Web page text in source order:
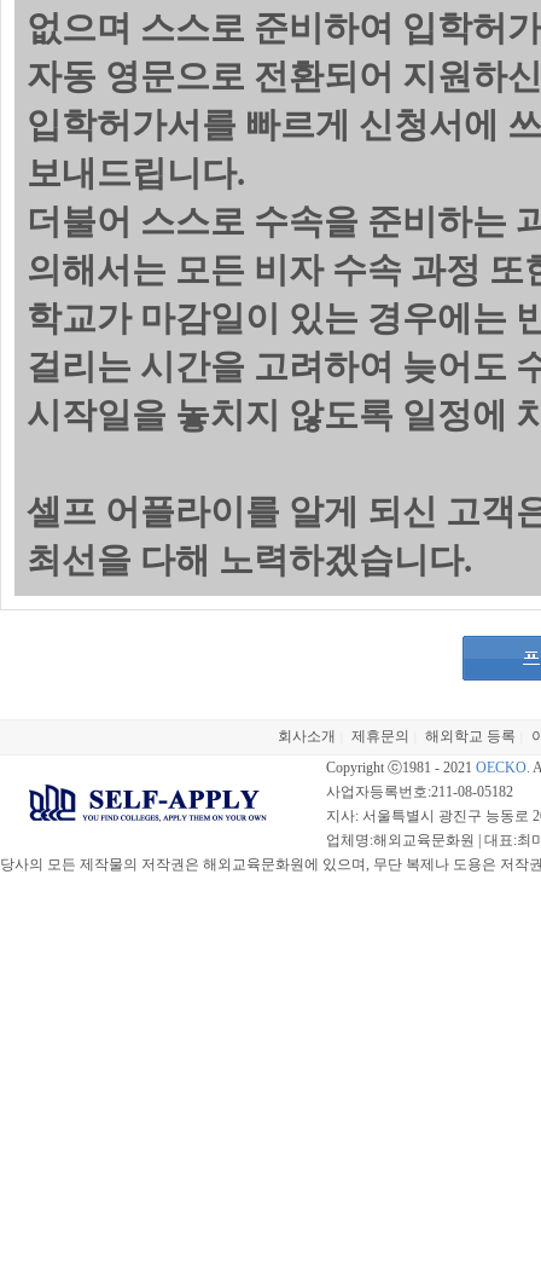
없으며 스스로 준비하여 입학허
자동 영문으로 전환되어 지원하
입학허가서를 빠르게 신청서에
보내드립니다.
더불어 스스로 수속을 준비하는
의해서는 모든 비자 수속 과정
학교가 마감일이 있는 경우에는
걸리는 시간을 고려하여 늦어도
시작일을 놓치지 않도록 일정에
셀프 어플라이를 알게 되신 고객
최선을 다해 노력하겠습니다.
회사소개 제휴문의 해외학교 등록
Copyright ⓒ1981 - 2021 OECKO.
사업자등록번호:211-08-05182
지사: 서울특별시 광진구 능동로
업체명:해외교육문화원 | 대표:최
당사의 모든 제작물의 저작권은 해외교육문화원에 있으며, 무단 복제나 도용은 저